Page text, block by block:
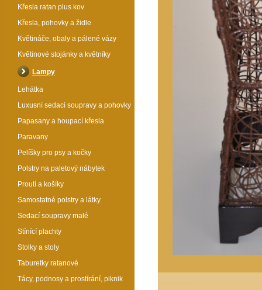
Křesla ratan plus kov
Křesla, pohovky a židle
Květináče, obaly a pálené vázy
Květinové stojánky a květníky
Lampy
Lehátka
Luxusní sedací soupravy a pohovky
Papasany a houpací křesla
Paravany
Pelíšky pro psy a kočky
Polstry na paletový nábytek
Proutí a košíky
Samostatné polstry a látky
Sedací soupravy malé
Stínící plachty
Stolky a stoly
Taburetky ratanové
Tácy, podnosy a prostírání, piknik